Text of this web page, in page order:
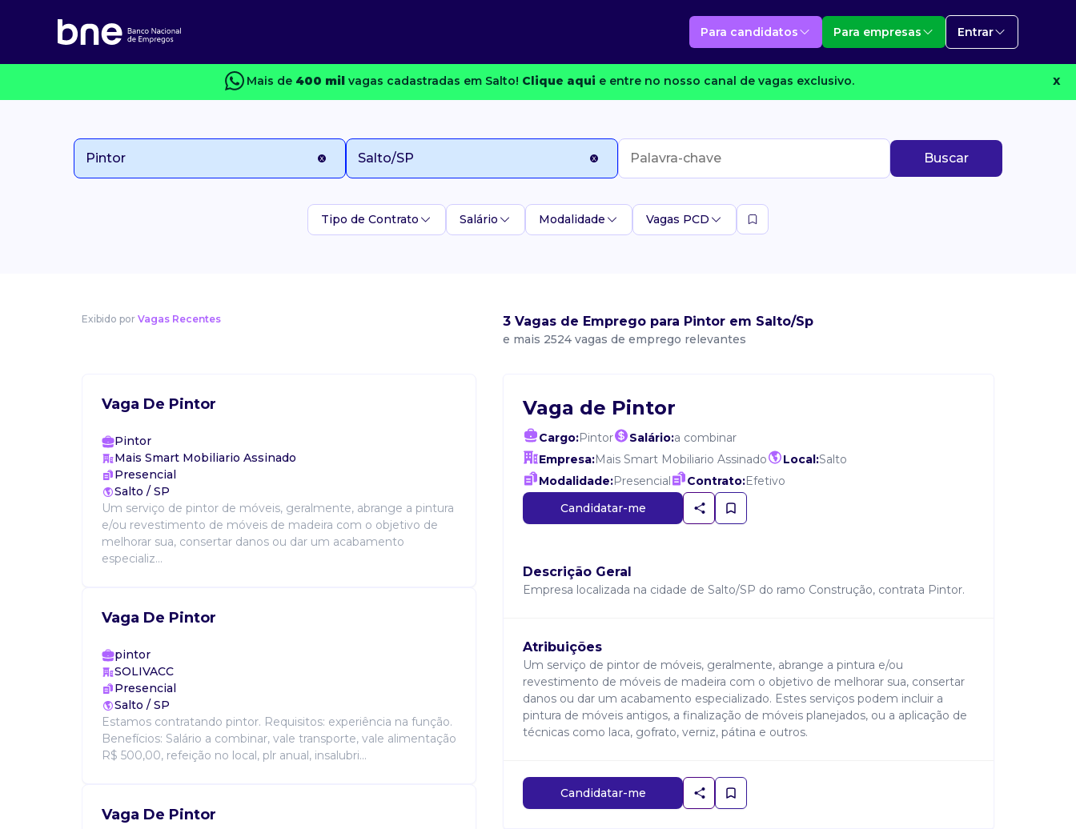
Para candidatos Para empresas Entrar
Mais de 400 milvagas cadastradas em Salto! Clique aqui e entre no nosso canal de vagas exclusivo. X
Buscar
Tipo de Contrato Salário Modalidade Vagas PCD
Exibido por Vagas Recentes 3 Vagas de Emprego para Pintor em Salto/Sp
e mais 2524 vagas de emprego relevantes
Vaga De Pintor
Pintor
Mais Smart Mobiliario Assinado
Presencial
Salto / SP
Um serviço de pintor de móveis, geralmente, abrange a pintura
e/ou revestimento de móveis de madeira com o objetivo de
melhorar sua, consertar danos ou dar um acabamento
especializ...
Vaga De Pintor
pintor
SOLIVACC
Presencial
Salto / SP
Estamos contratando pintor. Requisitos: experiência na função.
Benefícios: Salário a combinar, vale transporte, vale alimentação
R$ 500,00, refeição no local, plr anual, insalubri...
Vaga De Pintor
Vaga de Pintor
Cargo:Pintor Salário:a combinar
Empresa:Mais Smart Mobiliario Assinado Local:Salto
Modalidade:Presencial Contrato:Efetivo
Candidatar-me
Descrição Geral
Empresa localizada na cidade de Salto/SP do ramo Construção, contrata Pintor.
Atribuições
Um serviço de pintor de móveis, geralmente, abrange a pintura e/ou
revestimento de móveis de madeira com o objetivo de melhorar sua, consertar
danos ou dar um acabamento especializado. Estes serviços podem incluir a
pintura de móveis antigos, a finalização de móveis planejados, ou a aplicação de
técnicas como laca, gofrato, verniz, pátina e outros.
Candidatar-me